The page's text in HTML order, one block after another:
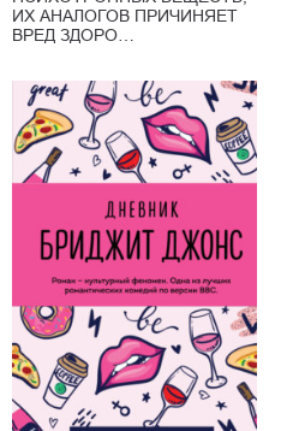
ИХ АНАЛОГОВ ПРИЧИНЯЕТ
ВРЕД ЗДОРО…